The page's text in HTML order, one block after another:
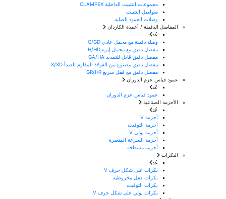
مجموعات التثبيت الداخلية CLAMPEX
صواميل التثبيت
وصلات العمود الصلبة
المفاصل الدقيقة / أعمدة الكاردان
عُد
وصلة دقيقة مع محمل عادي G/GD
مفصل دقيق مع محمل إبرة H/HD
مفصل دقيق قابل للتمديد GA/HA
مفصل دقيق مصنوع من الفولاذ المقاوم للصدأ X/XD
مفصل دقيق مع قفل سريع GR/HR
عمود قياس عزم الدوران
عُد
عمود قياس عزم الدوران
الأحزمة الصناعية
عُد
أحزمة V
أحزمة التوقيت
أحزمة بولي V
أحزمة السرعة المتغيرة
أحزمة مسطحة
البكرات
عُد
بكرات على شكل حرف V
بكرات قفل مخروطية
بكرات التوقيت
بكرات بولي على شكل حرف V